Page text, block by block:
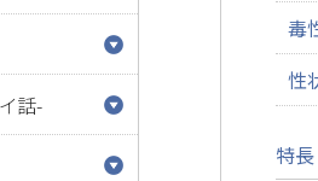
話-
毒
性
特長